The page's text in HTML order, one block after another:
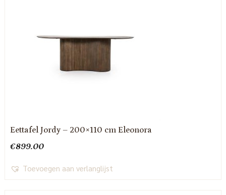
Eettafel Jordy – 200×110 cm Eleonora
€899.00
Toevoegen aan verlanglijst